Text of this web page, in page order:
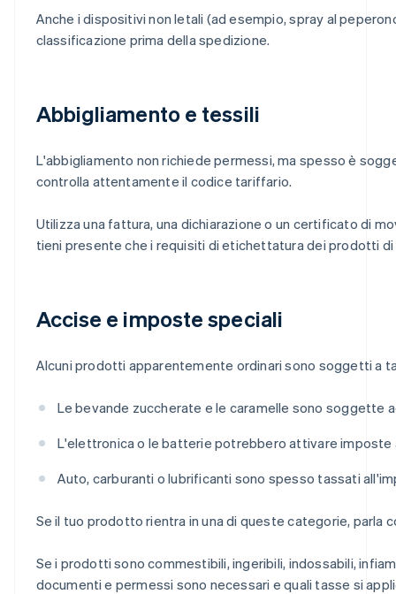
Anche i dispositivi non letali (ad esempio, spray al
classificazione prima della spedizione.
Abbigliamento e tessili
L'abbigliamento non richiede permessi, ma spesso è
controlla attentamente il codice tariffario.
Utilizza una fattura, una dichiarazione o un certificato di
tieni presente che i requisiti di etichettatura dei prodotti
Accise e imposte speciali
Alcuni prodotti apparentemente ordinari sono soggetti a
Le bevande zuccherate e le caramelle sono soggette
L'elettronica o le batterie potrebbero attivare imposte
Auto, carburanti o lubrificanti sono spesso tassati
Se il tuo prodotto rientra in una di queste categorie, parla
Se i prodotti sono commestibili, ingeribili, indossabili,
documenti e permessi sono necessari e quali tasse si